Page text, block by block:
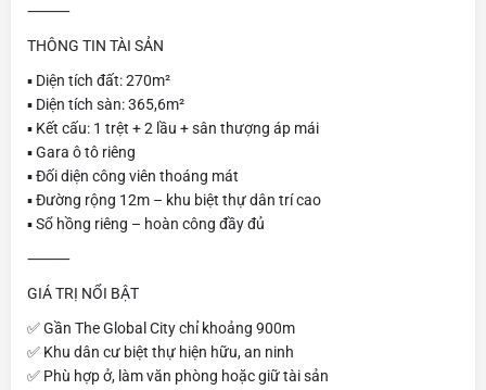
⸻
THÔNG TIN TÀI SẢN
▪️ Diện tích đất: 270m²
▪️ Diện tích sàn: 365,6m²
▪️ Kết cấu: 1 trệt + 2 lầu + sân thượng áp mái
▪️ Gara ô tô riêng
▪️ Đối diện công viên thoáng mát
▪️ Đường rộng 12m – khu biệt thự dân trí cao
▪️ Sổ hồng riêng – hoàn công đầy đủ
⸻
GIÁ TRỊ NỔI BẬT
✅ Gần The Global City chỉ khoảng 900m
✅ Khu dân cư biệt thự hiện hữu, an ninh
✅ Phù hợp ở, làm văn phòng hoặc giữ tài sản